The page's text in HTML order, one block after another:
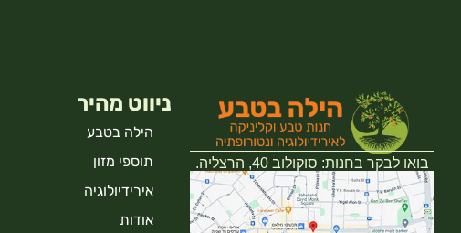
בואו לבקר בחנות: סוקולוב 40, הרצליה.
ניווט מהיר
הילה בטבע
תוספי מזון
אירידיולוגיה
אודות